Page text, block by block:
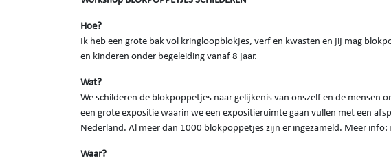
Hoe?
Ik heb een grote bak vol kringloopblokjes, verf en kwasten en jij mag
en kinderen onder begeleiding vanaf 8 jaar.
Wat?
We schilderen de blokpoppetjes naar gelijkenis van onszelf en de mensen
een grote expositie waarin we een expositieruimte gaan vullen met een
Nederland. Al meer dan 1000 blokpoppetjes zijn er ingezameld. Meer info:
Waar?